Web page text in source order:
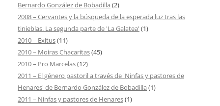
Bernardo González de Bobadilla (2)
2008 – Cervantes y la búsqueda de la esperada luz tras las
tinieblas. La segunda parte de 'La Galatea' (1)
2010 – Exitus(11)
2010 – Moiras Chacaritas(45)
2010 – Pro Marcelas(12)
2011 – El género pastoril a través de 'Ninfas y pastores de
Henares' de Bernardo González de Bobadilla (1)
2011 – Ninfas y pastores de Henares(1)